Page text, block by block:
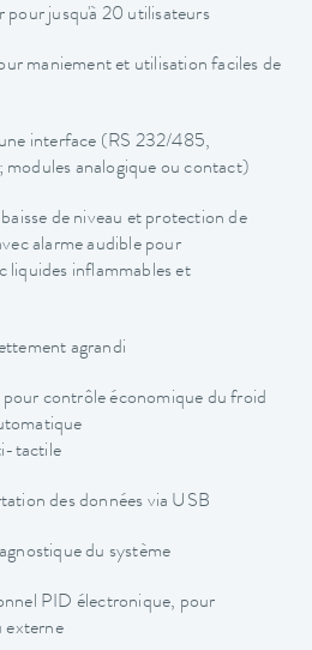
jusqu'à 20 utilisateurs
maniement et utilisation faciles de
interface (RS 232/485,
analogique ou contact)
de niveau et protection de
alarme audible pour
liquides inflammables et
agrandi
contrôle économique du froid
tactile
des données via USB
du système
PID électronique, pour
externe